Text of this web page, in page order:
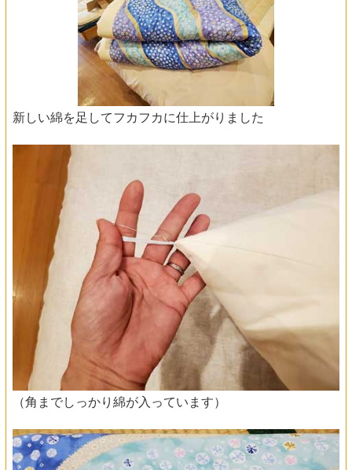
新しい綿を足してフカフカに仕上がりました
（角までしっかり綿が入っています）